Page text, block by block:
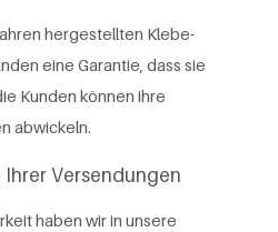
hergestellten Klebe-
eine Garantie, dass sie
Kunden können ihre
abwickeln.
Versendungen
haben wir in unsere